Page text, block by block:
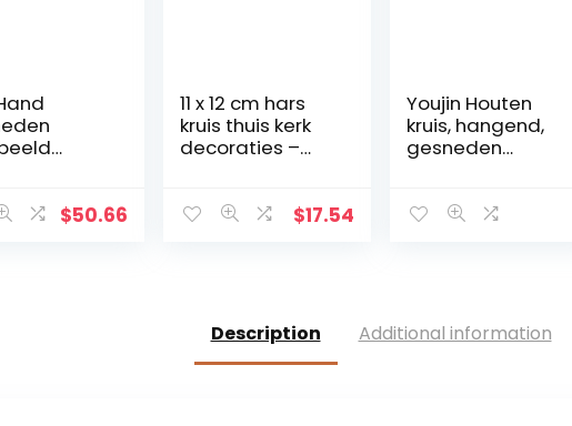
Materiaal
$50.66
11 x 12 cm hars
kruis thuis kerk
decoraties –
decoratie –
vieringen
$17.54
Youjin Houten
kruis, hangend,
gesneden
verstrengelde
Description Additional information